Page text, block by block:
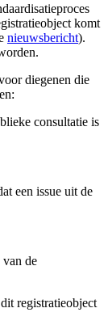
komt
nieuwsbericht).
diegenen die
consultatie is
een issue uit de
van de
registratieobject